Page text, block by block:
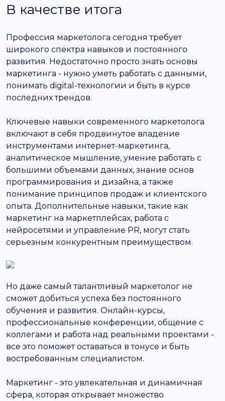
В качестве итога
Профессия маркетолога сегодня требует
широкого спектра навыков и постоянного
развития. Недостаточно просто знать основы
маркетинга - нужно уметь работать с данными,
понимать digital-технологии и быть в курсе
последних трендов.
Ключевые навыки современного маркетолога
включают в себя продвинутое владение
инструментами интернет-маркетинга,
аналитическое мышление, умение работать с
большими объемами данных, знание основ
программирования и дизайна, а также
понимание принципов продаж и клиентского
опыта. Дополнительные навыки, такие как
маркетинг на маркетплейсах, работа с
нейросетями и управление PR, могут стать
серьезным конкурентным преимуществом.
Но даже самый талантливый маркетолог не
сможет добиться успеха без постоянного
обучения и развития. Онлайн-курсы,
профессиональные конференции, общение с
коллегами и работа над реальными проектами -
все это поможет оставаться в тонусе и быть
востребованным специалистом.
Маркетинг - это увлекательная и динамичная
сфера, которая открывает множество